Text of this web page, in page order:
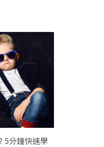
5分鐘快速學